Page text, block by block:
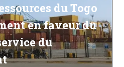
du Togo
en faveur du
du